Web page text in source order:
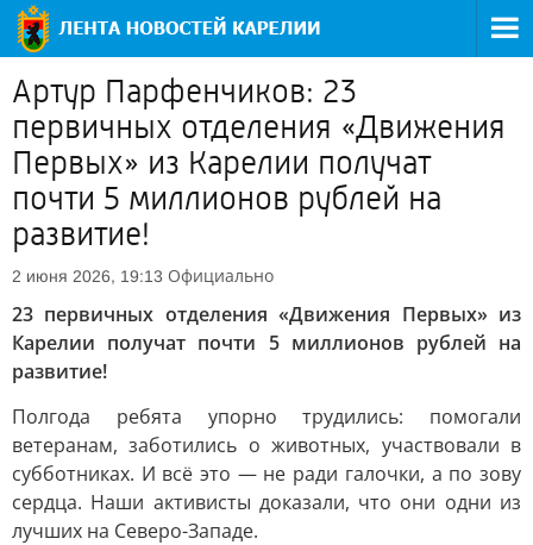
Артур Парфенчиков: 23
первичных отделения «Движения
Первых» из Карелии получат
почти 5 миллионов рублей на
развитие!
2 июня 2026, 19:13 Официально
23 первичных отделения «Движения Первых» из
Карелии получат почти 5 миллионов рублей на
развитие!
Полгода ребята упорно трудились: помогали
ветеранам, заботились о животных, участвовали в
субботниках. И всё это — не ради галочки, а по зову
сердца. Наши активисты доказали, что они одни из
лучших на Северо-Западе.